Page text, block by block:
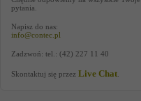
pytania.
Napisz do nas:
info@contec.pl
Zadzwoń: tel.: (42) 227 11 40
Skontaktuj się przez Live Chat